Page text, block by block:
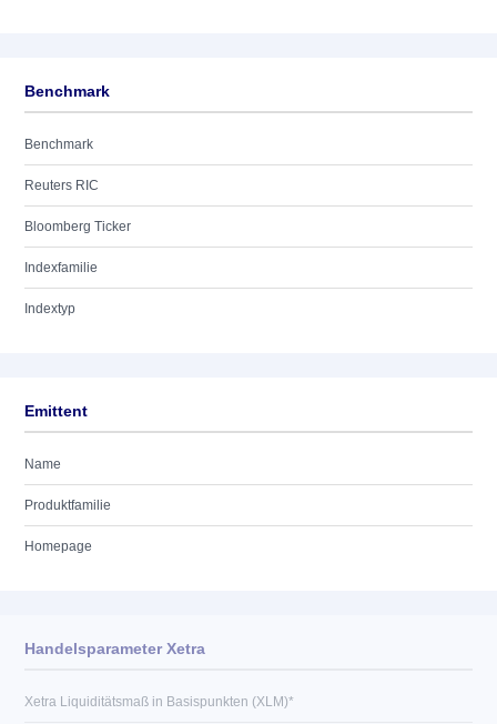
Benchmark
Benchmark
Reuters RIC
Bloomberg Ticker
Indexfamilie
Indextyp
Emittent
Name
Produktfamilie
Homepage
Handelsparameter Xetra
Xetra Liquiditätsmaß in Basispunkten (XLM)*